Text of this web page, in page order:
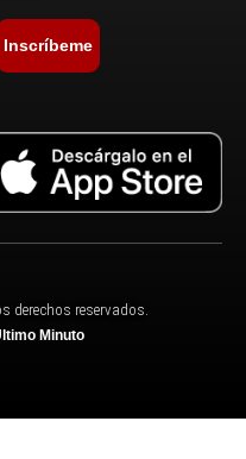
Inscríbeme
derechos reservados.
Minuto